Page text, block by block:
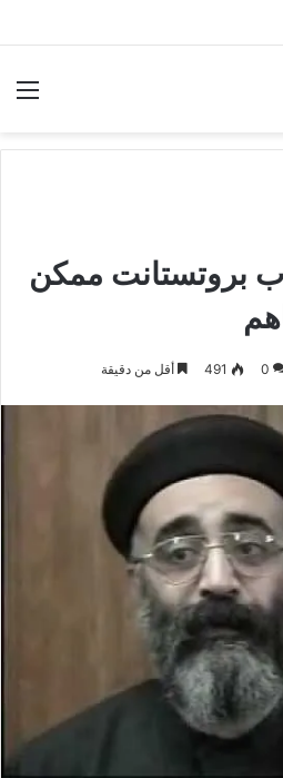
بروتستانت ممكن
0
491 أقل من دقيقة